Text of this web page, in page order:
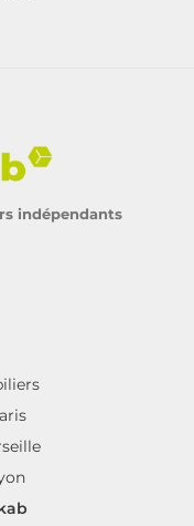
indépendants